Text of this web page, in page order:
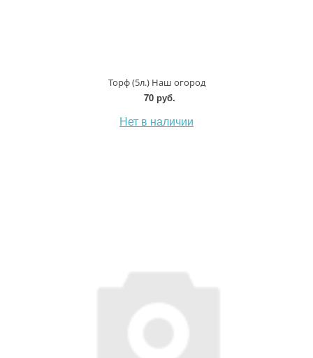
Торф (5л.) Наш огород
70 руб.
Нет в наличии